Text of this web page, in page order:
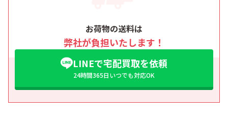
お荷物の送料は
弊社が負担いたします！
LINEで宅配買取を依頼
24時間365日いつでも対応OK